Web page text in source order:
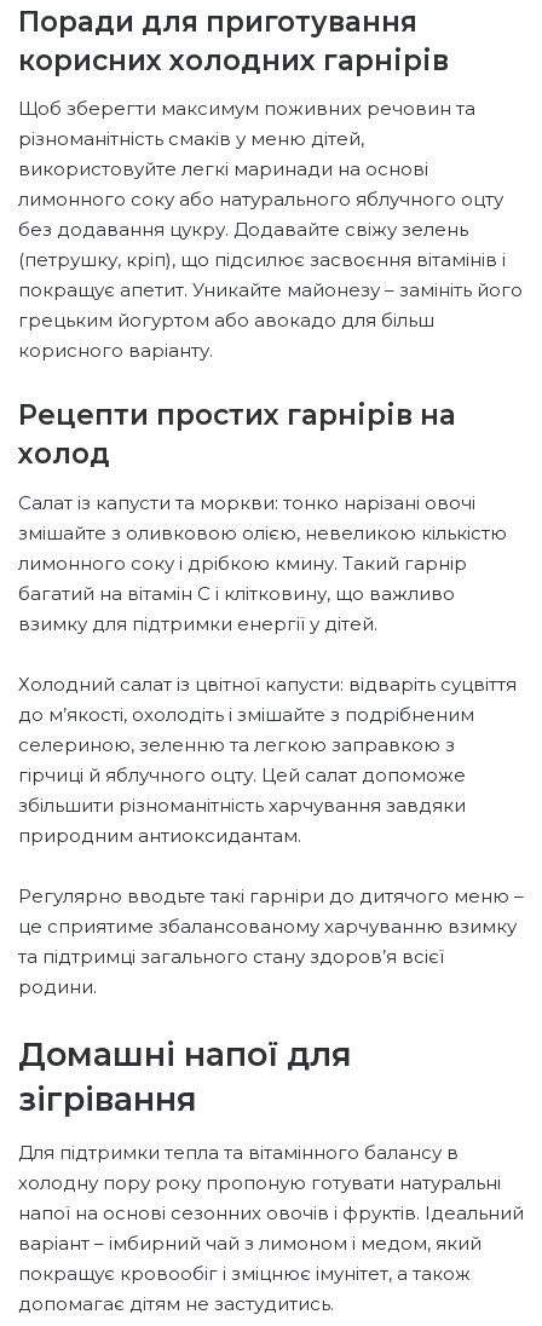
Поради для приготування
корисних холодних гарнірів
Щоб зберегти максимум поживних речовин та
різноманітність смаків у меню дітей,
використовуйте легкі маринади на основі
лимонного соку або натурального яблучного оцту
без додавання цукру. Додавайте свіжу зелень
(петрушку, кріп), що підсилює засвоєння вітамінів і
покращує апетит. Уникайте майонезу – замініть його
грецьким йогуртом або авокадо для більш
корисного варіанту.
Рецепти простих гарнірів на
холод
Салат із капусти та моркви: тонко нарізані овочі
змішайте з оливковою олією, невеликою кількістю
лимонного соку і дрібкою кмину. Такий гарнір
багатий на вітамін С і клітковину, що важливо
взимку для підтримки енергії у дітей.
Холодний салат із цвітної капусти: відваріть суцвіття
до м’якості, охолодіть і змішайте з подрібненим
селериною, зеленню та легкою заправкою з
гірчиці й яблучного оцту. Цей салат допоможе
збільшити різноманітність харчування завдяки
природним антиоксидантам.
Регулярно вводьте такі гарніри до дитячого меню –
це сприятиме збалансованому харчуванню взимку
та підтримці загального стану здоров’я всієї
родини.
Домашні напої для
зігрівання
Для підтримки тепла та вітамінного балансу в
холодну пору року пропоную готувати натуральні
напої на основі сезонних овочів і фруктів. Ідеальний
варіант – імбирний чай з лимоном і медом, який
покращує кровообіг і зміцнює імунітет, а також
допомагає дітям не застудитись.